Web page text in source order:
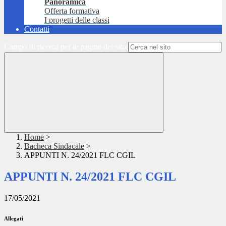
Panoramica
Offerta formativa
I progetti delle classi
Contatti
Home >
Bacheca Sindacale >
APPUNTI N. 24/2021 FLC CGIL
APPUNTI N. 24/2021 FLC CGIL
17/05/2021
Allegati